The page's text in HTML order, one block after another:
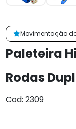
Movimentação
Paleteira
Rodas
Cod: 2309